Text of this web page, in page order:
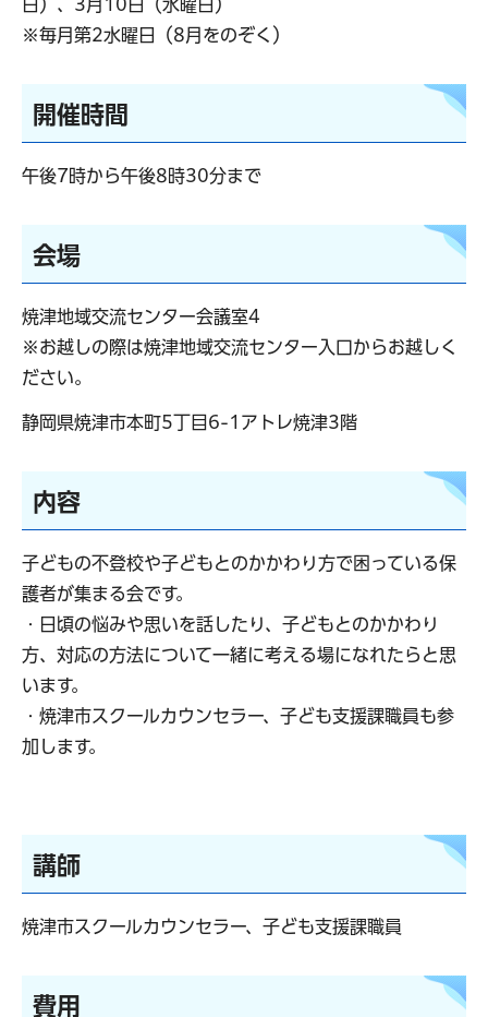
日）、3月10日（水曜日）
※毎月第2水曜日（8月をのぞく）
開催時間
午後7時から午後8時30分まで
会場
焼津地域交流センター会議室4
※お越しの際は焼津地域交流センター入口からお越しく
ださい。
静岡県焼津市本町5丁目6-1アトレ焼津3階
内容
子どもの不登校や子どもとのかかわり方で困っている保
護者が集まる会です。
・日頃の悩みや思いを話したり、子どもとのかかわり
方、対応の方法について一緒に考える場になれたらと思
います。
・焼津市スクールカウンセラー、子ども支援課職員も参
加します。
講師
焼津市スクールカウンセラー、子ども支援課職員
費用